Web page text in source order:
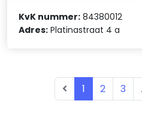
KvK nummer: 84380012
Adres: Platinastraat 4 a
1 2 3